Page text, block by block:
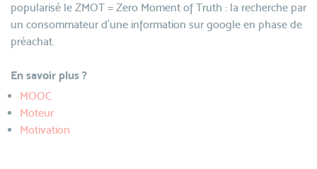
popularisé le ZMOT = Zero Moment of Truth : la recherche par
un consommateur d’une information sur google en phase de
préachat.
En savoir plus ?
MOOC
Moteur
Motivation